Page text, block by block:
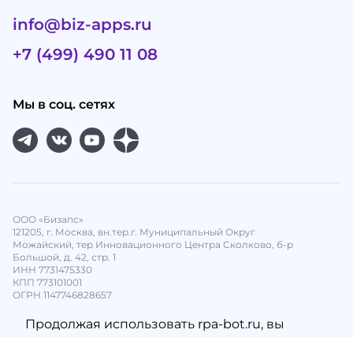
ООО «Бизапс»
121205, г. Москва, вн.тер.г. Муниципальный Округ
Можайский, тер Инновационного Центра Сколково, б-р
Большой, д. 42, стр. 1
ИНН 7731475330
КПП 773101001
ОГРН 1147746828657
info@biz-apps.ru
+7 (499) 490 11 08
Мы в соц. сетях
Продолжая использовать rpa-bot.ru, вы